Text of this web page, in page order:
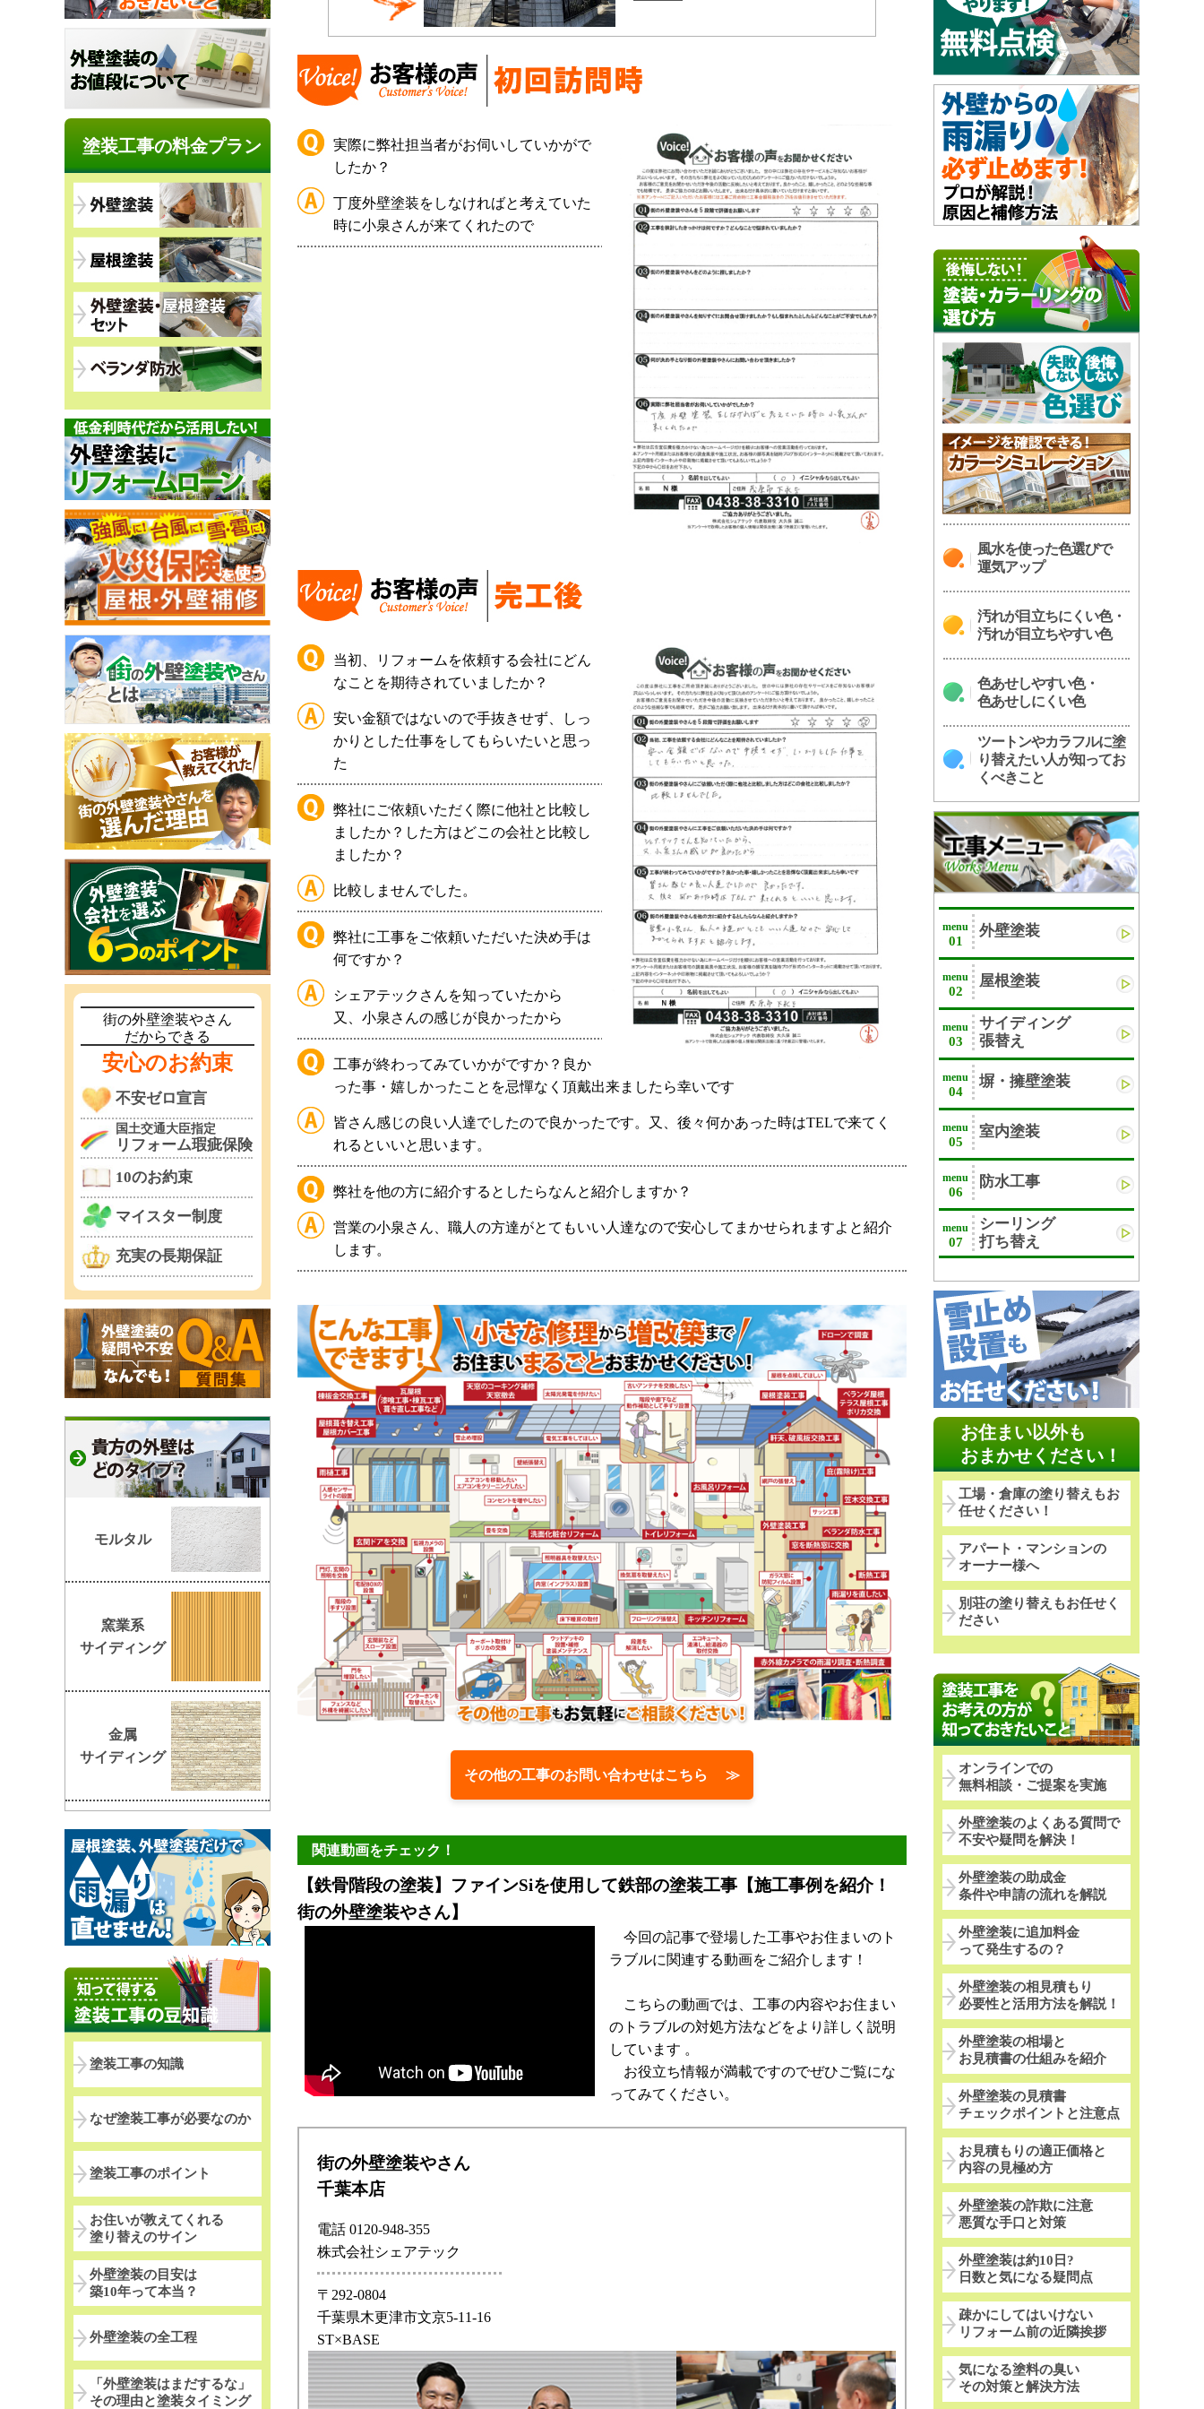
実際に弊社担当者がお伺いしていかがで
したか？
丁度外壁塗装をしなければと考えていた
時に小泉さんが来てくれたので
当初、リフォームを依頼する会社にどん
なことを期待されていましたか？
安い金額ではないので手抜きせず、
しっ
かりとした仕事をしてもらいたいと思っ
た
弊社にご依頼いただく際に他社と比較し
ましたか？した方はどこの会社と比較し
ましたか？
比較しませんでした。
弊社に工事をご依頼いただいた決め手は
何ですか？
シェアテックさんを知っていたから
又、小泉さんの感じが良かったから
工事が終わってみていかがですか？良か
った事・嬉しかったことを忌憚なく頂戴出来ましたら幸いです
皆さん感じの良い人達でしたので良かったです。又、後々何かあった時はTELで来てく
れるといいと思います。
弊社を他の方に紹介するとしたらなんと紹介しますか？
営業の小泉さん、職人の方達がとてもいい人達なので安心してまかせられますよと紹介
します。
その他の工事のお問い合わせはこちら ≫
関連動画をチェック！
【鉄骨階段の塗装】ファインSiを使用して鉄部の塗装工事【施工事例を紹介！
街の外壁塗装やさん】
今回の記事で登場した工事やお住まいのト
ラブルに関連する動画をご紹介します！
こちらの動画では、工事の内容やお住まい
のトラブルの対処方法などをより詳しく説明
しています 。
お役立ち情報が満載ですのでぜひご覧にな
ってみてください。
街の外壁塗装やさん
千葉本店
電話 0120-948-355
株式会社シェアテック
〒292-0804
千葉県木更津市文京5-11-16
ST×BASE
風水を使った色選びで
運気アップ
汚れが目立ちにくい色・
汚れが目立ちやすい色
色あせしやすい色・
色あせしにくい色
ツートンやカラフルに塗
り替えたい人が知ってお
くべきこと
menu
01
外壁塗装
menu
02
屋根塗装
menu
03
サイディング
張替え
menu
04
塀・擁壁塗装
menu
05
室内塗装
menu
06
防水工事
menu
07
シーリング
打ち替え
お住まい以外も
おまかせください！
工場・倉庫の塗り替えもお
任せください！
アパート・マンションの
オーナー様へ
別荘の塗り替えもお任せく
ださい
オンラインでの
無料相談・ご提案を実施
外壁塗装のよくある質問で
不安や疑問を解決！
外壁塗装の助成金
条件や申請の流れを解説
外壁塗装に追加料金
って発生するの？
外壁塗装の相見積もり
必要性と活用方法を解説！
外壁塗装の相場と
お見積書の仕組みを紹介
外壁塗装の見積書
チェックポイントと注意点
お見積もりの適正価格と
内容の見極め方
外壁塗装の詐欺に注意
悪質な手口と対策
外壁塗装は約10日?
日数と気になる疑問点
疎かにしてはいけない
リフォーム前の近隣挨拶
気になる塗料の臭い
その対策と解決方法
塗装工事の料金プラン
街の外壁塗装やさん
だからできる
安心のお約束
不安ゼロ宣言
国土交通大臣指定
リフォーム瑕疵保険
10のお約束
マイスター制度
充実の長期保証
モルタル
窯業系
サイディング
金属
サイディング
塗装工事の知識
なぜ塗装工事が必要なのか
塗装工事のポイント
お住いが教えてくれる
塗り替えのサイン
外壁塗装の目安は
築10年って本当？
外壁塗装の全工程
「外壁塗装はまだするな」
その理由と塗装タイミング